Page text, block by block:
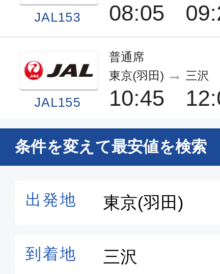
JAL153 08:05
JAL155
普通席
東京(羽田)
10:45
三沢
普通席
東京(羽田)
14:55
条件を変えて最安値を検索